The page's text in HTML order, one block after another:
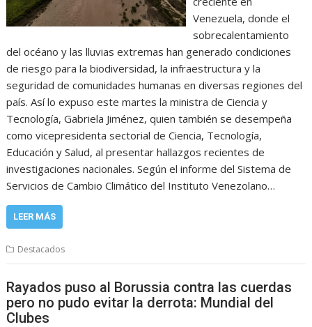
Venezuela, donde el
sobrecalentamiento
del océano y las lluvias extremas han generado condiciones
de riesgo para la biodiversidad, la infraestructura y la
seguridad de comunidades humanas en diversas regiones del
país. Así lo expuso este martes la ministra de Ciencia y
Tecnología, Gabriela Jiménez, quien también se desempeña
como vicepresidenta sectorial de Ciencia, Tecnología,
Educación y Salud, al presentar hallazgos recientes de
investigaciones nacionales. Según el informe del Sistema de
Servicios de Cambio Climático del Instituto Venezolano…
LEER MÁS
Destacados
Rayados puso al Borussia contra las cuerdas
pero no pudo evitar la derrota: Mundial del
Clubes